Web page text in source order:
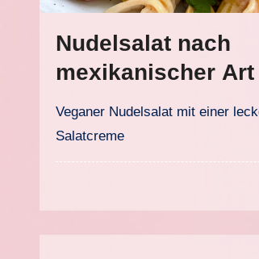
Nudelsalat nach
mexikanischer Art
Veganer Nudelsalat mit einer leckeren
Salatcreme